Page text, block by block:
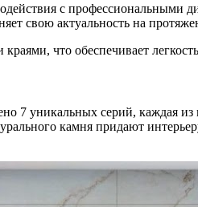
с
свою актуальность на
что обеспечивает
7 уникальных серий, каждая из
камня придают